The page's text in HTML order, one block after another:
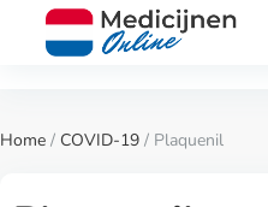
Home / COVID-19 / Plaquenil